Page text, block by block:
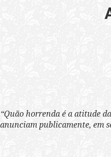
“Quão horrenda é a atitude
anunciam publicamente, em